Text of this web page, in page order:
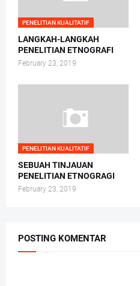
PENELITIAN KUALITATIF
LANGKAH-LANGKAH
PENELITIAN ETNOGRAFI
February 23, 2019
PENELITIAN KUALITATIF
SEBUAH TINJAUAN
PENELITIAN ETNOGRAGI
February 23, 2019
POSTING KOMENTAR